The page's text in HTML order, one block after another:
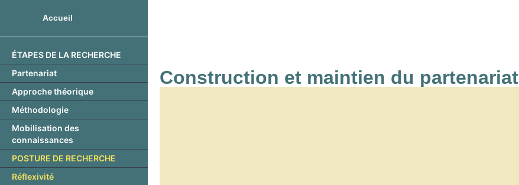
Accueil
ÉTAPES DE LA RECHERCHE
Partenariat
Approche théorique
Méthodologie
Mobilisation des
connaissances
POSTURE DE RECHERCHE
Réflexivité
Construction et maintien du partenariat